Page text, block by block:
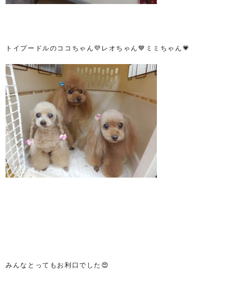
トイプードルのココちゃん💜レオちゃん💙ミミちゃん💗
みんなとってもお利口でした😍